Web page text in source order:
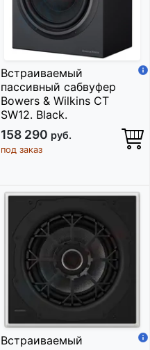
Встраиваемый
пассивный сабвуфер
Bowers & Wilkins CT
SW12. Black.
158 290 руб.
под заказ
Встраиваемый